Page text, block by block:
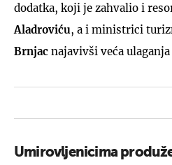
dodatka, koji je zahvalio i
Aladroviću, a i ministrici
Brnjac najavivši veća
Umirovljenicima